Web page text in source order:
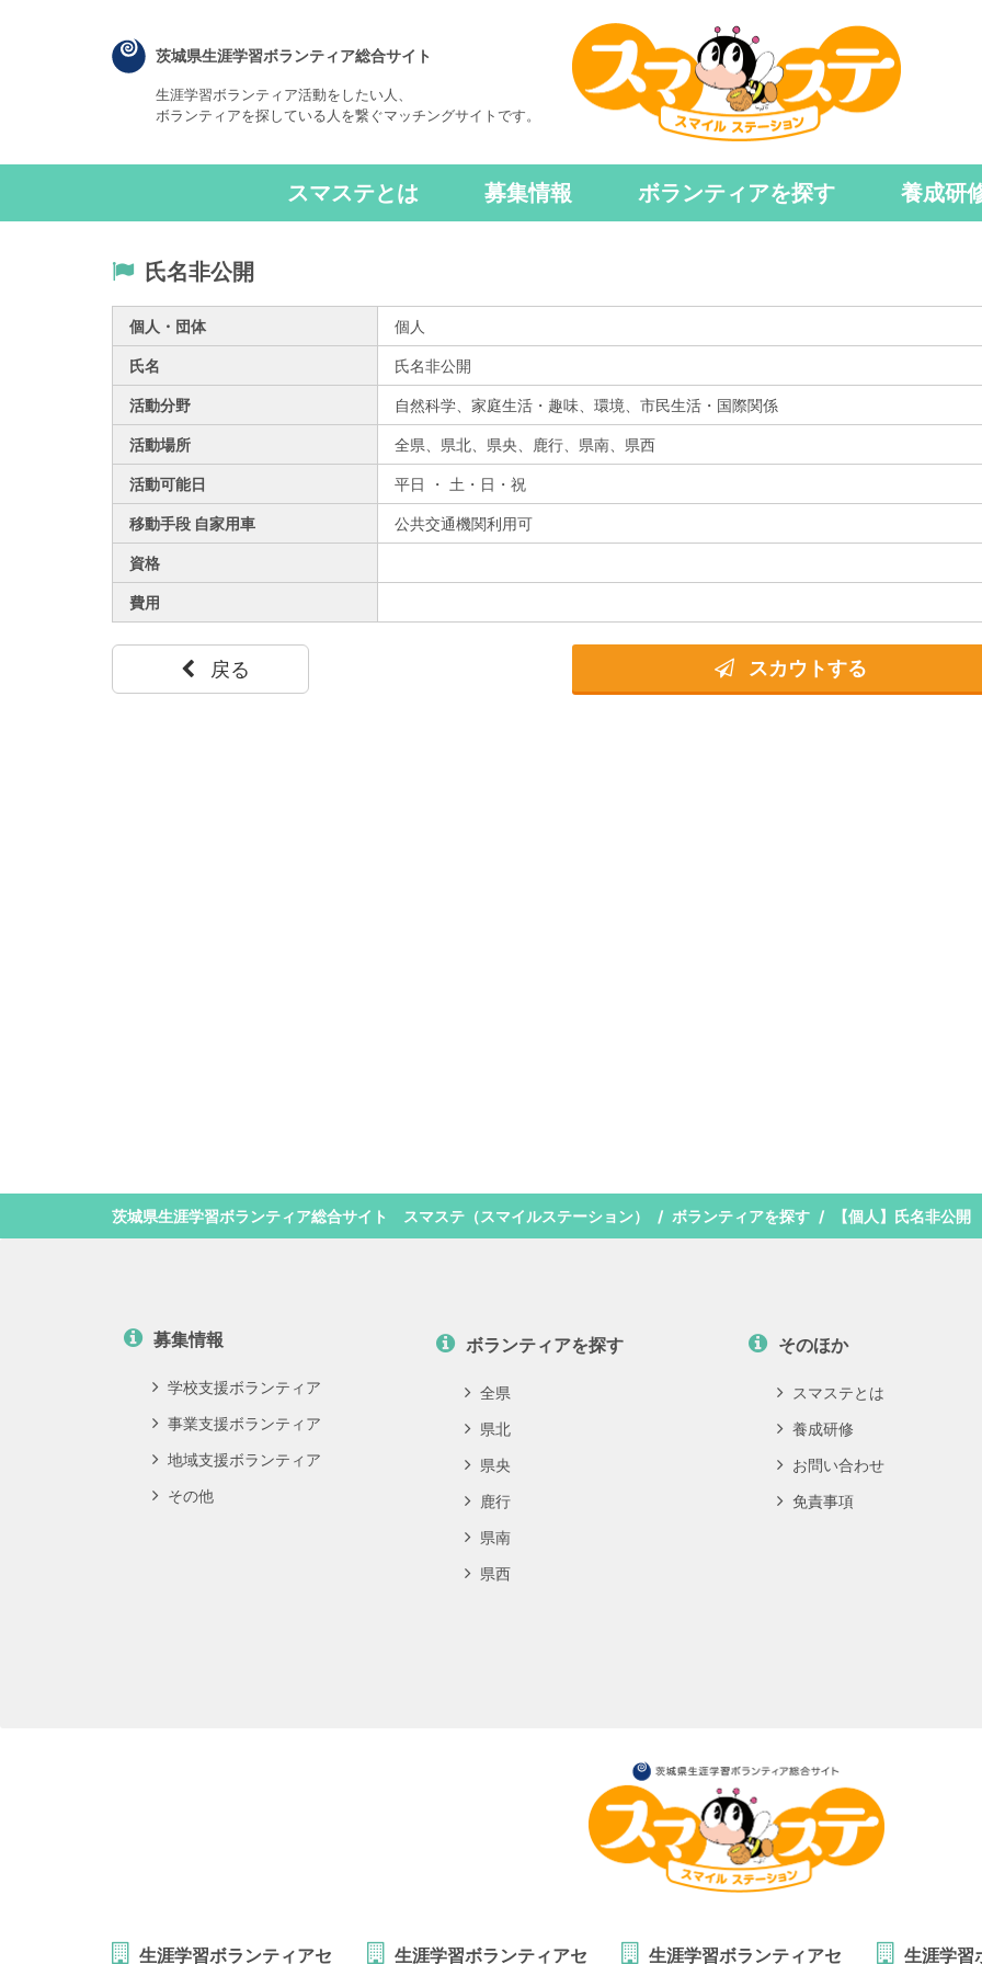
茨城県生涯学習ボランティア総合サイト
生涯学習ボランティア活動をしたい人、
ボランティアを探している人を繋ぐマッチングサイトです。
スマステとは 募集情報 ボランティアを探す 養成研
氏名非公開
個人・団体 個人
氏名 氏名非公開
活動分野 自然科学、家庭生活・趣味、環境、市民生活・国際関係
活動場所 全県、 県北、 県央、 鹿行、 県南、 県西
活動可能日 平日 ・ 土・日・祝
移動手段 自家用車 公共交通機関利用可
資格
費用
戻る スカウトする
茨城県生涯学習ボランティア総合サイト スマステ（スマイルステーション） ボランティアを探す 【個人】氏名非公開
募集情報
学校支援ボランティア
事業支援ボランティア
地域支援ボランティア
その他
ボランティアを探す
全県
県北
県央
鹿行
県南
県西
そのほか
スマステとは
養成研修
お問い合わせ
免責事項
生涯学習ボランティアセ 生涯学習ボランティアセ 生涯学習ボランティアセ 生涯学習